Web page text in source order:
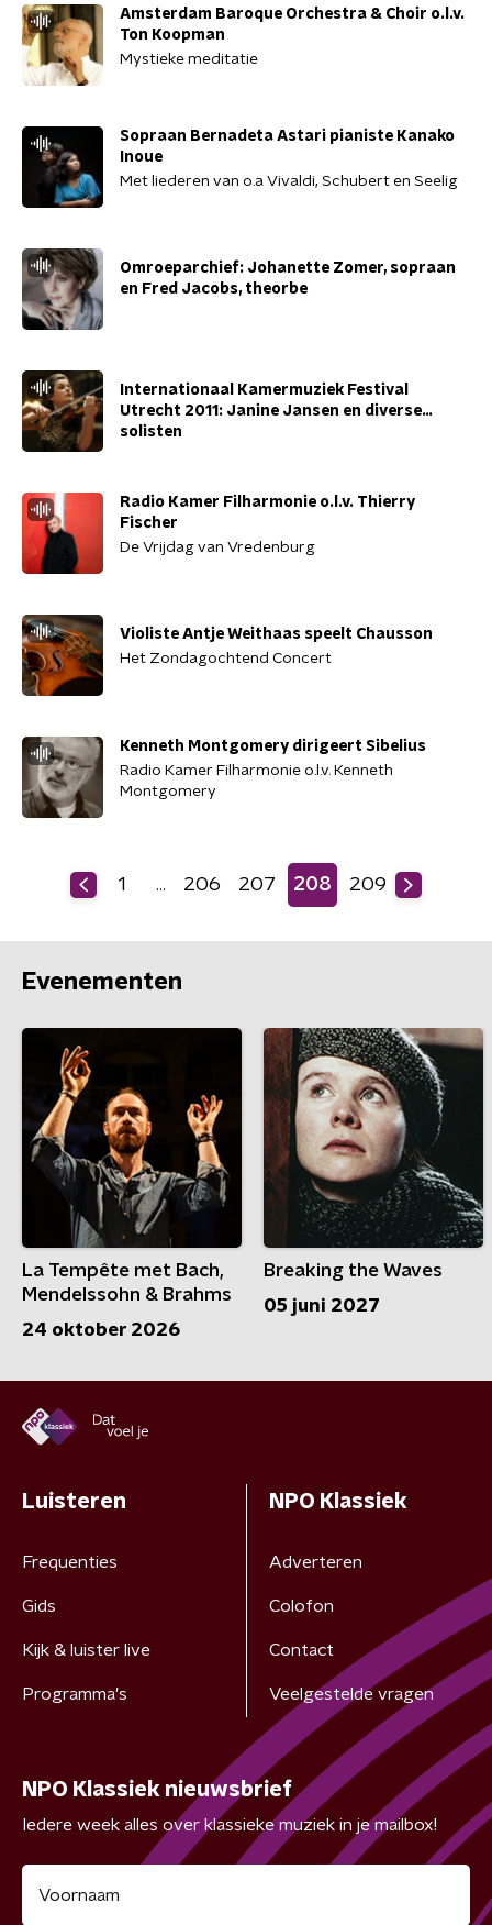
Amsterdam Baroque Orchestra & Choir o.l.v.
Ton Koopman
Mystieke meditatie
Sopraan Bernadeta Astari pianiste Kanako
Inoue
Met liederen van o.a Vivaldi, Schubert en Seelig
Omroeparchief: Johanette Zomer, sopraan
en Fred Jacobs, theorbe
Internationaal Kamermuziek Festival
Utrecht 2011: Janine Jansen en diverse
solisten
Radio Kamer Filharmonie o.l.v. Thierry
Fischer
De Vrijdag van Vredenburg
Violiste Antje Weithaas speelt Chausson
Het Zondagochtend Concert
Kenneth Montgomery dirigeert Sibelius
Radio Kamer Filharmonie o.l.v. Kenneth
Montgomery
1 … 206 207 208 209
Evenementen
La Tempête met Bach,
Mendelssohn & Brahms
24 oktober 2026
Breaking the Waves
05 juni 2027
Luisteren
Frequenties
Gids
Kijk & luister live
Programma's
NPO Klassiek
Adverteren
Colofon
Contact
Veelgestelde vragen
NPO Klassiek nieuwsbrief
Iedere week alles over klassieke muziek in je mailbox!